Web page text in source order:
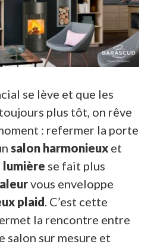
se lève et que les
plus tôt, on rêve
: refermer la porte
salon harmonieux et
lumière se fait plus
vous enveloppe
plaid. C’est cette
la rencontre entre
salon sur mesure et